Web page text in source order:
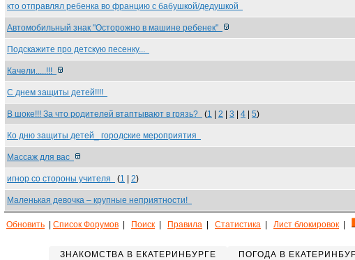
кто отправлял ребенка во францию с бабушкой/дедушкой
Автомобильный знак "Осторожно в машине ребенек"
Подскажите про детскую песенку...
Качели.....!!!
С днем защиты детей!!!!
В шоке!!! За что родителей втаптывают в грязь? (1 2 3 4 5)
Ко дню защиты детей_ городские мероприятия
Массаж для вас
игнор со стороны учителя (1 2)
Маленькая девочка – крупные неприятности!
Обновить Список Форумов Поиск Правила Статистика Лист блокировок
ЗНАКОМСТВА В ЕКАТЕРИНБУРГЕ ПОГОДА В